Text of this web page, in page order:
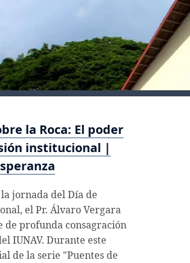
la Roca: El poder
institucional |
jornada del Día de
el Pr. Álvaro Vergara
de profunda consagración
IUNAV. Durante este
de la serie "Puentes de